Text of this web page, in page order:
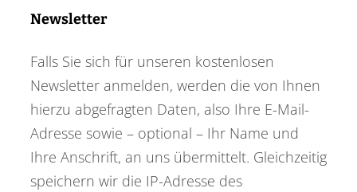
Newsletter
Falls Sie sich für unseren kostenlosen
Newsletter anmelden, werden die von Ihnen
hierzu abgefragten Daten, also Ihre E-Mail-
Adresse sowie – optional – Ihr Name und
Ihre Anschrift, an uns übermittelt. Gleichzeitig
speichern wir die IP-Adresse des